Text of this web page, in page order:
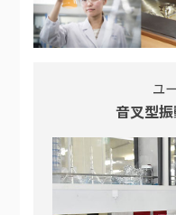
ユ
音叉型